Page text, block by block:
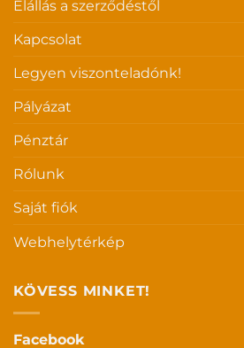
Elállás a szerződéstől
Kapcsolat
Legyen viszonteladónk!
Pályázat
Pénztár
Rólunk
Saját fiók
Webhelytérkép
KÖVESS MINKET!
Facebook